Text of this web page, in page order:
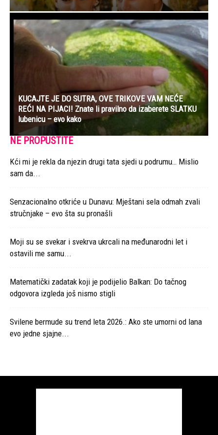
KUCAJTE JE DO SUTRA, OVE TRIKOVE VAM NEĆE
REĆI NA PIJACI! Znate li pravilno da izaberete SLATKU
lubenicu – evo kako
NE PROPUSTITE
Kći mi je rekla da njezin drugi tata sjedi u podrumu… Mislio
sam da...
Senzacionalno otkriće u Dunavu: Mještani sela odmah zvali
stručnjake – evo šta su pronašli
Moji su se svekar i svekrva ukrcali na međunarodni let i
ostavili me samu...
Matematički zadatak koji je podijelio Balkan: Do tačnog
odgovora izgleda još nismo stigli
Svilene bermude su trend leta 2026.: Ako ste umorni od lana
evo jedne sjajne...